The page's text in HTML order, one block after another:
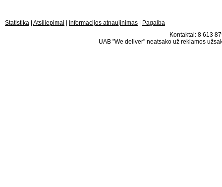
Statistika Atsiliepimai Informacijos atnaujinimas
Pagalba
Kontaktai: 8 613
UAB "We deliver" neatsako už reklamos